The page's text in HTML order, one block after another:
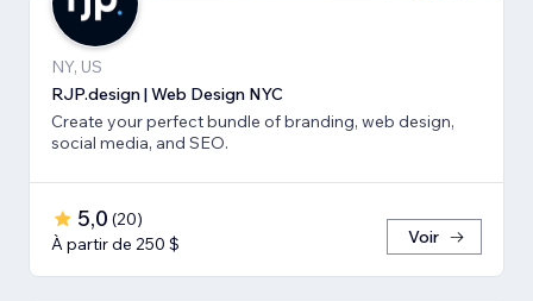
NY, US
RJP.design | Web Design NYC
Create your perfect bundle of branding, web design,
social media, and SEO.
5,0 (20)
À partir de 250 $
Voir